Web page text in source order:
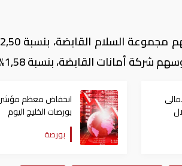
انخفاض معظم
بورصات الخليج اليوم
الأربعاء.. والكويت
هامشيا
بورصة